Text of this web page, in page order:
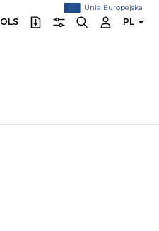
Unia Europejska
PL